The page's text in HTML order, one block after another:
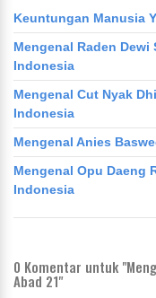
Keuntungan Manusia
Mengenal Raden
Indonesia
Mengenal Cut Nyak
Indonesia
Mengenal Anies
Mengenal Opu Daeng
Indonesia
0 Komentar untuk
Abad 21"